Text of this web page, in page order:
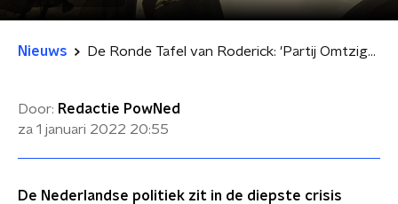
Nieuws De Ronde Tafel van Roderick: 'Partij Omtzigt toejuichen, maar pas op voor baantjesjagers!'
Door: Redactie PowNed
za 1 januari 2022 20:55
De Nederlandse politiek zit in de diepste crisis